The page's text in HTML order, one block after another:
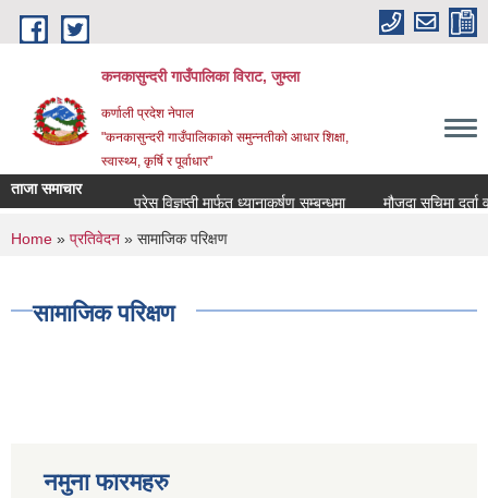
Skip to main content
कनकासुन्दरी गाउँपालिका विराट, जुम्ला
कर्णाली प्रदेश नेपाल
"कनकासुन्दरी गाउँपालिकाको समुन्नतीको आधार शिक्षा,
स्वास्थ्य, कृर्षि र पूर्वाधार"
ताजा समाचार
प्रेस विज्ञप्ती मार्फत ध्यानाकर्षण सम्बन्धमा
मौजुदा सुचिमा दर्ता वा
You are here
Home » प्रतिवेदन » सामाजिक परिक्षण
सामाजिक परिक्षण
नमुना फारमहरु